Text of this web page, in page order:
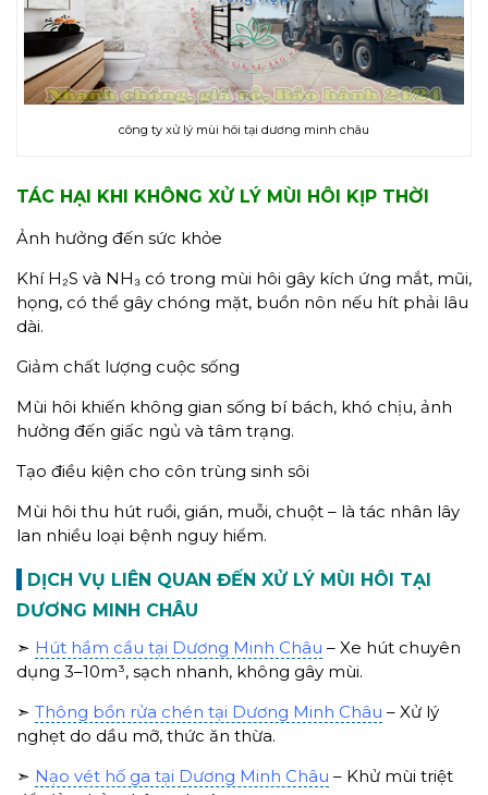
công ty xử lý mùi hôi tại dương minh châu
TÁC HẠI KHI KHÔNG XỬ LÝ MÙI HÔI KỊP THỜI
Ảnh hưởng đến sức khỏe
Khí H₂S và NH₃ có trong mùi hôi gây kích ứng mắt, mũi,
họng, có thể gây chóng mặt, buồn nôn nếu hít phải lâu
dài.
Giảm chất lượng cuộc sống
Mùi hôi khiến không gian sống bí bách, khó chịu, ảnh
hưởng đến giấc ngủ và tâm trạng.
Tạo điều kiện cho côn trùng sinh sôi
Mùi hôi thu hút ruồi, gián, muỗi, chuột – là tác nhân lây
lan nhiều loại bệnh nguy hiểm.
DỊCH VỤ LIÊN QUAN ĐẾN XỬ LÝ MÙI HÔI TẠI
DƯƠNG MINH CHÂU
➣ Hút hầm cầu tại Dương Minh Châu – Xe hút chuyên
dụng 3–10m³, sạch nhanh, không gây mùi.
➣ Thông bồn rửa chén tại Dương Minh Châu – Xử lý
nghẹt do dầu mỡ, thức ăn thừa.
➣ Nạo vét hố ga tại Dương Minh Châu – Khử mùi triệt